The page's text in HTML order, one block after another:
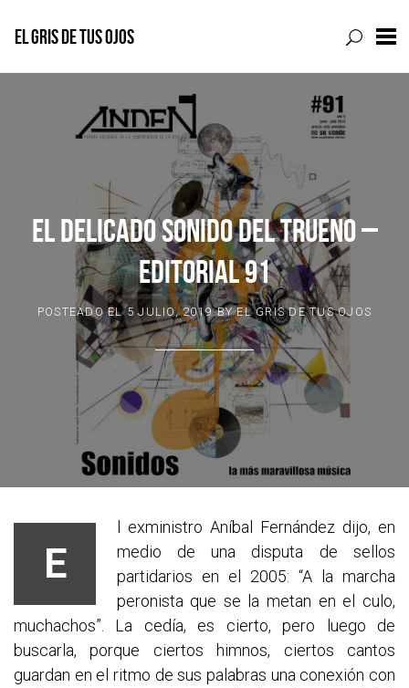
EL GRIS DE TUS OJOS
EL DELICADO SONIDO DEL TRUENO –
EDITORIAL 91
POSTEADO EL5 JULIO, 2019BYEL GRIS DE TUS OJOS
E
l exministro Aníbal Fernández dijo, en
medio de una disputa de sellos
partidarios en el 2005: “A la marcha
peronista que se la metan en el culo,
muchachos”. La cedía, es cierto, pero luego de
buscarla, porque ciertos himnos, ciertos cantos
guardan en el ritmo de sus palabras una conexión con